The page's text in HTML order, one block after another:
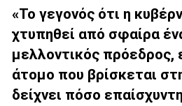
«Το γεγονός ότι η
χτυπηθεί από σφαίρα
μελλοντικός πρόεδρος,
άτομο που βρίσκεται
δείχνει πόσο